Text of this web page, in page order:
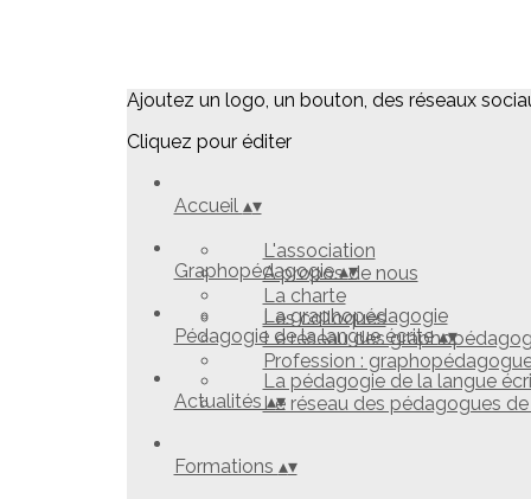
Ajoutez un logo, un bouton, des réseaux
Cliquez pour éditer
Accueil ▴▾
L'association
A propos de nous
La charte
Les colloques
Graphopédagogie▴▾
La graphopédagogie
Le réseau des
Profession :
Pédagogie de la langue écrite▴▾
La pédagogie de la langue
Le réseau des pédagogues
Actualités▴▾
Formations ▴▾